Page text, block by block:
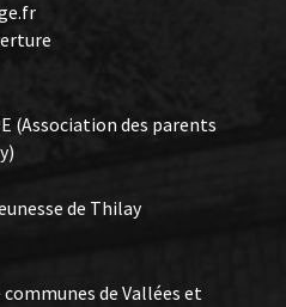
(Association des parents
de Thilay
de Vallées et